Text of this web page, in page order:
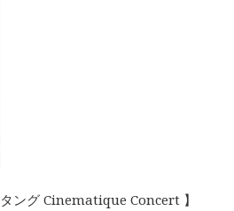
タング Cinematique Concert 】